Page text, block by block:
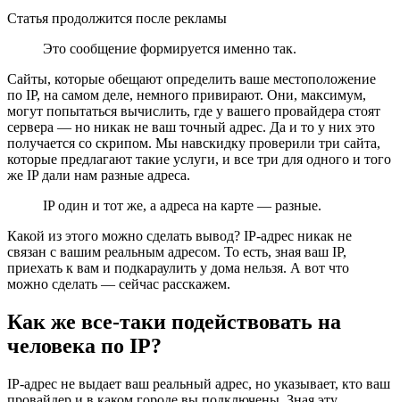
Статья продолжится после рекламы
Это сообщение формируется именно так.
Сайты, которые обещают определить ваше местоположение
по IP, на самом деле, немного привирают. Они, максимум,
могут попытаться вычислить, где у вашего провайдера стоят
сервера — но никак не ваш точный адрес. Да и то у них это
получается со скрипом. Мы навскидку проверили три сайта,
которые предлагают такие услуги, и все три для одного и того
же IP дали нам разные адреса.
IP один и тот же, а адреса на карте — разные.
Какой из этого можно сделать вывод? IP-адрес никак не
связан с вашим реальным адресом. То есть, зная ваш IP,
приехать к вам и подкараулить у дома нельзя. А вот что
можно сделать — сейчас расскажем.
Как же все-таки подействовать на
человека по IP?
IP-адрес не выдает ваш реальный адрес, но указывает, кто ваш